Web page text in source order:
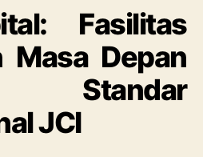
Fasilitas
Masa Depan
Standar
JCI